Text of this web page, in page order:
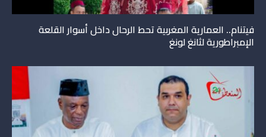
فيتنام.. العمارية المغربية تحط الرحال داخل أسوار القلعة
الإمبراطورية لثانغ لونغ